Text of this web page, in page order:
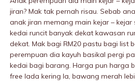
jiran? Mak tak pernah risau. Sebab
anak jiran memang main kejar – kejar
kedai runcit banyak dekat kawasan
dekat. Mak bagi RM20 pastu bagi list
perempuan dia kayuh basikal pergi
kedai bagi barang. Harga pun harga
free lada kering la, bawang merah